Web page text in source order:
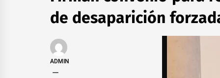
de desaparición
ADMIN